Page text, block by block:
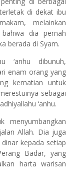
di dekat ibu
melainkan
dia pernah
berada di Syam.
‘anhu dibunuh,
enam orang yang
kematian untuk
sebagai
‘anhu.
menyumbangkan
Allah. Dia juga
kepada setiap
Badar, yang
harta warisan